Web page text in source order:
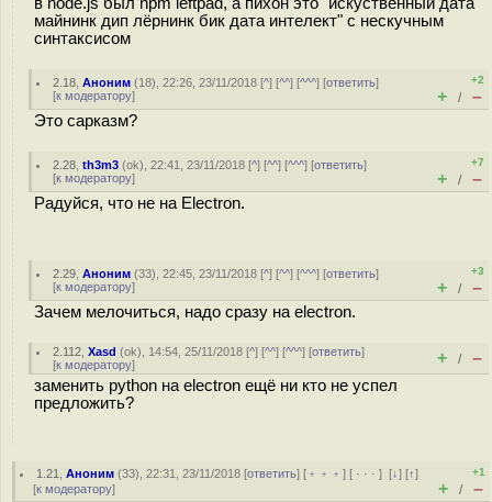
майнинк дип лёрнинк бик дата интелект" с нескучным
синтаксисом
2.18 ,Аноним (18), 22:26, 23/11/2018 [^] [^^] [^^^] [ответить]
[к модератору]
+2
+ / –
Это сарказм?
2.28 ,th3m3 (ok), 22:41, 23/11/2018 [^] [^^] [^^^] [ответить]
[к модератору]
+7
+ / –
Радуйся, что не на Electron.
2.29 ,Аноним (33), 22:45, 23/11/2018 [^] [^^] [^^^] [ответить]
[к модератору]
+3
+ / –
Зачем мелочиться, надо сразу на electron.
2.112 ,Xasd (ok), 14:54, 25/11/2018 [^] [^^] [^^^] [ответить]
[к модератору] + / –
заменить python на electron ещё ни кто не успел
предложить?
1.21 ,Аноним (33), 22:31, 23/11/2018 [ответить] [ ﹢﹢﹢] [ · · ·][↓] [↑]
[к модератору]
+1
+ / –